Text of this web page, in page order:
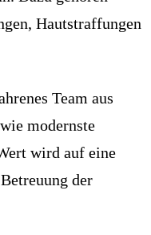
Hautstraffungen
Team aus
modernste
wird auf eine
der